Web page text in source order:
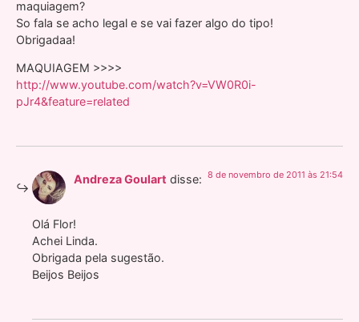
maquiagem?
So fala se acho legal e se vai fazer algo do tipo!
Obrigadaa!
MAQUIAGEM >>>>
http://www.youtube.com/watch?v=VW0R0i-
pJr4&feature=related
Andreza Goulart disse: 8 de novembro de 2011 às 21:54
Olá Flor!
Achei Linda.
Obrigada pela sugestão.
Beijos Beijos